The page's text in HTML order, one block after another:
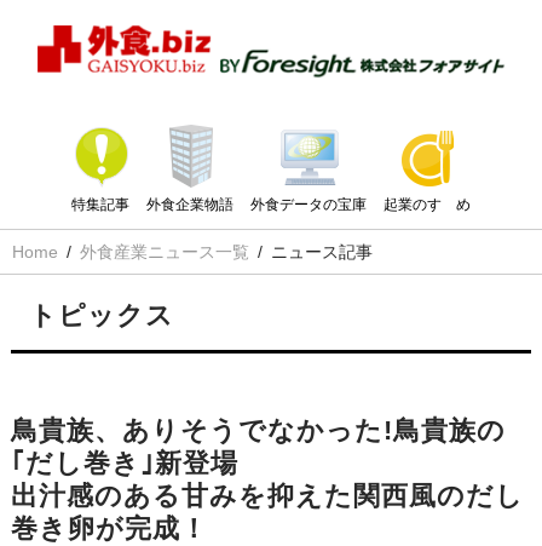
特集記事 外食企業物語 外食データの宝庫 起業のすゝめ
Home 外食産業ニュース一覧 ニュース記事
トピックス
鳥貴族、ありそうでなかった!鳥貴族の
｢だし巻き｣新登場
出汁感のある甘みを抑えた関西風のだし
巻き卵が完成！